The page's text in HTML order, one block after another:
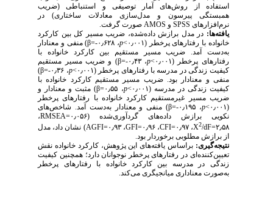
استفاده از روش‌های آمار توصیفی و استنباطی (ضریب
همبستگی پیرسون و مدل‌سازی معادلات ساختاری) در
نرم‌افزارهایSPSSو AMOSصورت گرفت.
یافته‌ها:در مدل برازش داده‌شده،ضریب مسیر کل بین کارکرد
خانواده با رفتارهای پرخطر (۰٫۰۰۱>
p، ۰٫۶۲۸ -=
β) منفی و معنادار
به‌دست آمد.
ضریب مسیر مستقیم بین کارکرد خانواده با
رفتارهای پرخطر (۰٫۰۰۱>
p، ۰٫۴۳-= β) و ضریب مسیر مستقیم
کیفیت زندگی در مدرسه با رفتارهای پرخطر (۰٫۰۰۱>
p، ۰٫۳۶-= β
)
منفی و معنادار بود. ضریب مسیر مستقیم کارکرد خانواده با
ﮐﯿﻔﯿﺖ زﻧﺪﮔﯽ در مدرسه (۰٫۰۰۱>
p، ۰٫۵۵= β) مثبت و معنادار و
ضریب مسیر غیرمستقیم کارکرد خانواده با رفتارهای پرخطر
p، ۰٫۱۹۵-= β) منفی و معنادار به‌دست آمد. شاخص‌های
نکویی برازش داده‌های گردآوری‌شده (۰٫۰۵۶=
RMSEA،
۲٫۵۸=
X2/dF ، ۰٫۹۷= CFI، ۰٫۹۶= GFI، ۰٫۹۳= AGFI) نشان داد، مدل
از برازش مطلوبی برخوردار بود.
نتیجه‌گیری:براساس یافته‌های این پژوهش، کارکرد ‌خانواده نقش
تعیین‌کننده‌ای در رفتارهای پرخطر نوجوانان دارد‌؛ همچنین کیفیت
زندگی در مدرسه بین کارکرد خانواده با رفتارهای پرخطر
به‌صورت معناداری میانجیگری می‌کند.